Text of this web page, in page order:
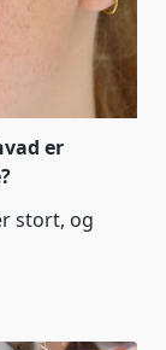
er
stort, og